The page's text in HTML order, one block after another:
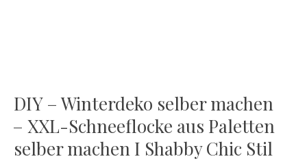
DIY – Winterdeko selber machen
– XXL-Schneeflocke aus Paletten
selber machen I Shabby Chic Stil